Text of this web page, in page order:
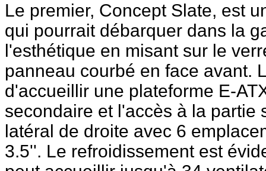
Le premier, Concept Slate, est
qui pourrait débarquer dans la
l'esthétique en misant sur le
panneau courbé en face avant.
d'accueillir une plateforme E-
secondaire et l'accès à la partie
latéral de droite avec 6
3.5''. Le refroidissement est